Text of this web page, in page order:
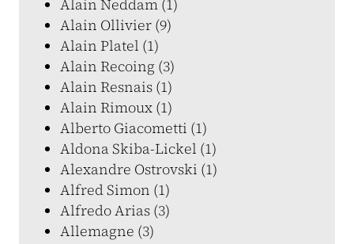
Alain Neddam (1)
Alain Ollivier (9)
Alain Platel (1)
Alain Recoing (3)
Alain Resnais (1)
Alain Rimoux (1)
Alberto Giacometti (1)
Aldona Skiba-Lickel (1)
Alexandre Ostrovski (1)
Alfred Simon (1)
Alfredo Arias (3)
Allemagne (3)